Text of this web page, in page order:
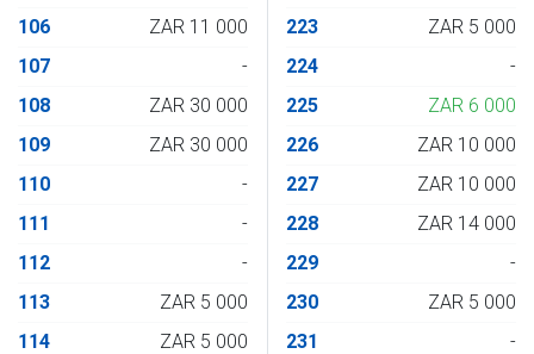
106
ZAR 11 000
107
-
108
ZAR 30 000
109
ZAR 30 000
110
-
111
-
112
-
113
ZAR 5 000
114
ZAR 5 000
223
ZAR 5 000
224
-
225
ZAR 6 000
226
ZAR 10 000
227
ZAR 10 000
228
ZAR 14 000
229
-
230
ZAR 5 000
231
-